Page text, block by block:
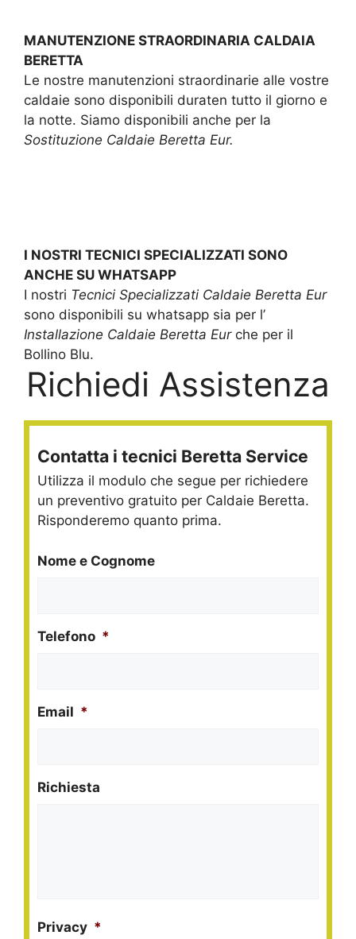
MANUTENZIONE STRAORDINARIA CALDAIA
BERETTA
Le nostre manutenzioni straordinarie alle vostre
caldaie sono disponibili duraten tutto il giorno e
la notte. Siamo disponibili anche per la
Sostituzione Caldaie Beretta Eur.
I NOSTRI TECNICI SPECIALIZZATI SONO
ANCHE SU WHATSAPP
I nostri Tecnici Specializzati Caldaie Beretta Eur
sono disponibili su whatsapp sia per l’
Installazione Caldaie Beretta Eurche per il
Bollino Blu.
Richiedi Assistenza
Contatta i tecnici Beretta Service
Utilizza il modulo che segue per richiedere
un preventivo gratuito per Caldaie Beretta.
Risponderemo quanto prima.
Nome e Cognome
Telefono *
Email *
Richiesta
Privacy *